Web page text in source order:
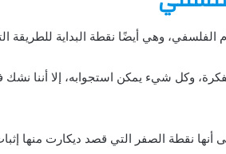
وهي أيضًا نقطة البداية للطريقة
وكل شيء يمكن استجوابه، إلا أننا
أنها نقطة الصفر التي قصد ديكارت منها